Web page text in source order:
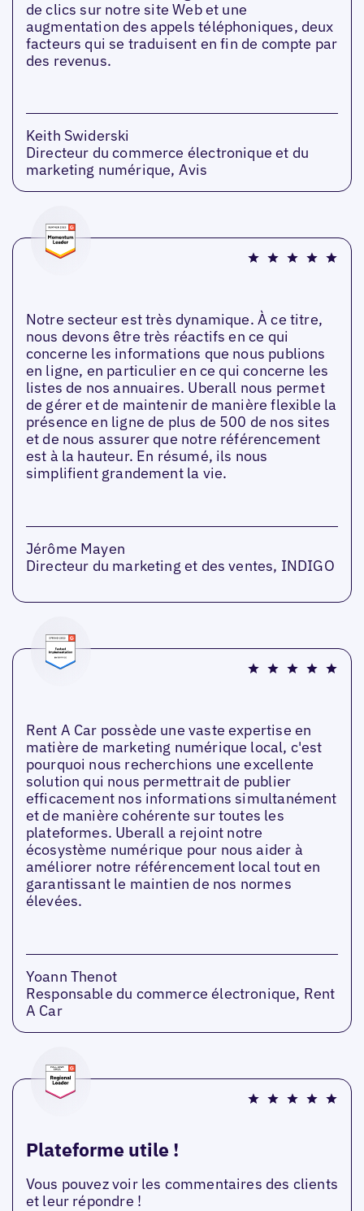
de clics sur notre site Web et une
augmentation des appels téléphoniques, deux
facteurs qui se traduisent en fin de compte par
des revenus.
Keith Swiderski
Directeur du commerce électronique et du
marketing numérique, Avis
Notre secteur est très dynamique. À ce titre,
nous devons être très réactifs en ce qui
concerne les informations que nous publions
en ligne, en particulier en ce qui concerne les
listes de nos annuaires. Uberall nous permet
de gérer et de maintenir de manière flexible la
présence en ligne de plus de 500 de nos sites
et de nous assurer que notre référencement
est à la hauteur. En résumé, ils nous
simplifient grandement la vie.
Jérôme Mayen
Directeur du marketing et des ventes, INDIGO
Rent A Car possède une vaste expertise en
matière de marketing numérique local, c'est
pourquoi nous recherchions une excellente
solution qui nous permettrait de publier
efficacement nos informations simultanément
et de manière cohérente sur toutes les
plateformes. Uberall a rejoint notre
écosystème numérique pour nous aider à
améliorer notre référencement local tout en
garantissant le maintien de nos normes
élevées.
Yoann Thenot
Responsable du commerce électronique, Rent
A Car
Plateforme utile !
Vous pouvez voir les commentaires des clients
et leur répondre !